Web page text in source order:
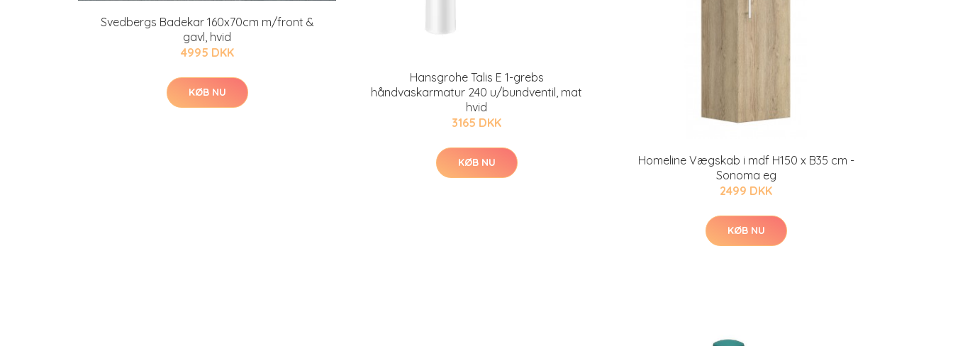
Svedbergs Badekar 160x70cm m/front &
gavl, hvid
4995 DKK
KØB NU
Hansgrohe Talis E 1-grebs
håndvaskarmatur 240 u/bundventil, mat
hvid
3165 DKK
KØB NU
Homeline Vægskab i mdf H150 x B35 cm -
Sonoma eg
2499 DKK
KØB NU